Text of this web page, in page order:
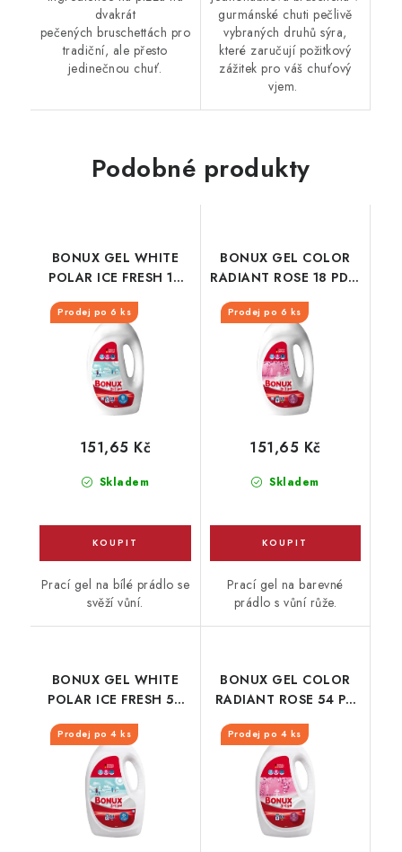
dvakrát
pečených bruschettách pro
tradiční, ale přesto
jedinečnou chuť.
gurmánské chuti pečlivě
vybraných druhů sýra,
které zaručují požitkový
zážitek pro váš chuťový
vjem.
Podobné produkty
BONUX GEL WHITE
POLAR ICE FRESH 18
PD / 0,9L
Prodej po 6 ks
Skladem
151,65 Kč
Prací gel na bílé prádlo se
svěží vůní.
BONUX GEL COLOR
RADIANT ROSE 18 PD /
0,9L
Prodej po 6 ks
Skladem
151,65 Kč
Prací gel na barevné
prádlo s vůní růže.
BONUX GEL WHITE
POLAR ICE FRESH 54
PD / 2,70L
Prodej po 4 ks
BONUX GEL COLOR
RADIANT ROSE 54 PD
/ 2,70L
Prodej po 4 ks